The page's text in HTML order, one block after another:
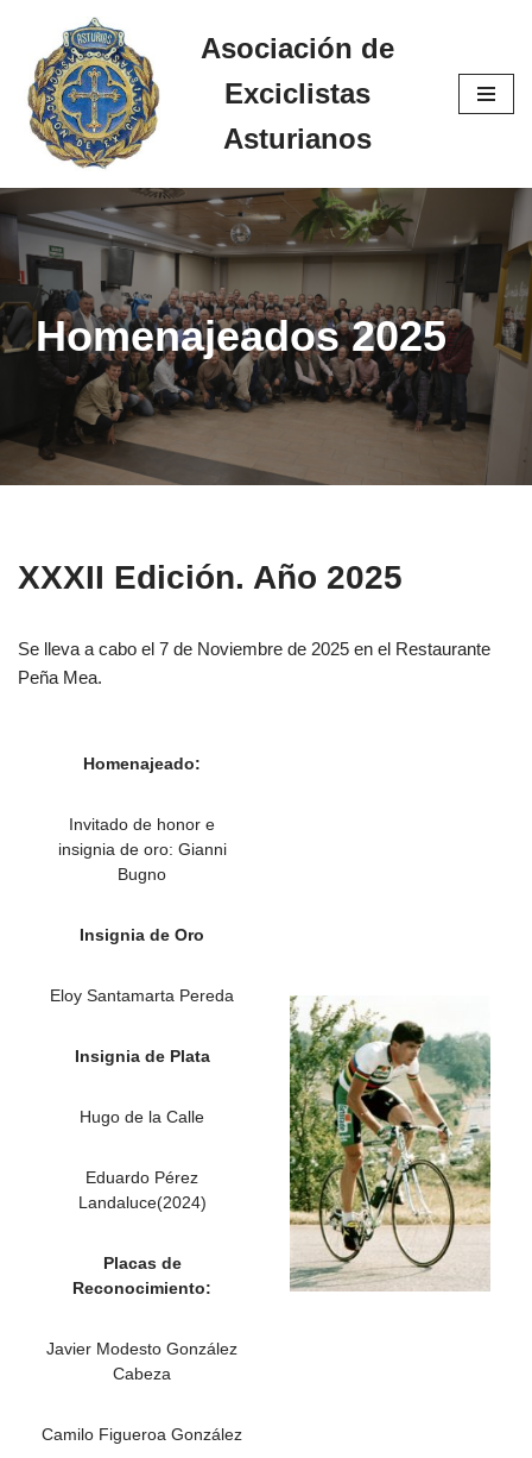
Saltar
al
contenido
Asociación de
Exciclistas
Asturianos
Homenajeados 2025
XXXII Edición. Año 2025
Se lleva a cabo el 7 de Noviembre de 2025 en el Restaurante
Peña Mea.
Homenajeado:
Invitado de honor e
insignia de oro: Gianni
Bugno
Insignia de Oro
Eloy Santamarta Pereda
Insignia de Plata
Hugo de la Calle
Eduardo Pérez
Landaluce(2024)
Placas de
Reconocimiento:
Javier Modesto González
Cabeza
Camilo Figueroa González